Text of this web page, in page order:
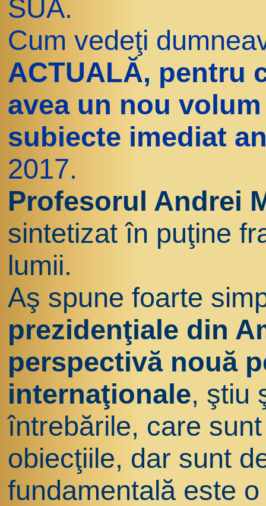
SUA.
Cum vedeţi
ACTUALĂ, pentru
avea un nou
subiecte imediat
2017.
Profesorul Andrei
sintetizat în puţine
lumii.
Aş spune foarte
prezidenţiale din
perspectivă nouă
internaţionale, ştiu
întrebările, care
obiecţiile, dar sunt
fundamentală este